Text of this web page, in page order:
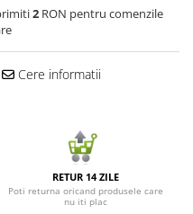
2RON pentru comenzile
Cere informatii
RETUR 14 ZILE
Poti returna oricand produsele care
nu iti plac